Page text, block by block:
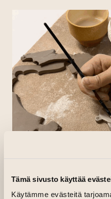
Tämä sivusto käyttää
Käytämme evästeitä